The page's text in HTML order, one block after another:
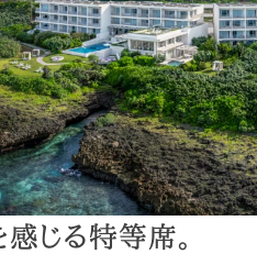
感じる特等席。